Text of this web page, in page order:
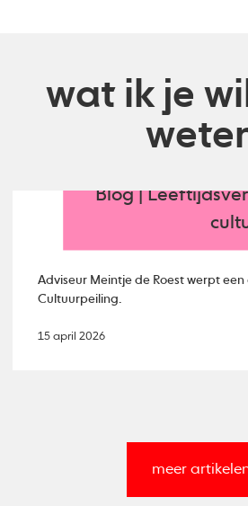
wat ik je
Blog |
Adviseur Meintje de Roest werpt
Cultuurpeiling.
15 april 2026
meer